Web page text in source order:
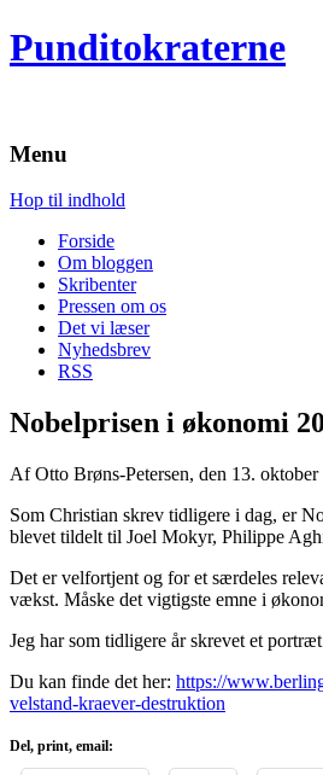
Punditokraterne
Menu
Hop til indhold
Forside
Om bloggen
Skribenter
Pressen om os
Det vi læser
Nyhedsbrev
RSS
Nobelprisen i økonomi
Af Otto Brøns-Petersen, den 13. oktober
Som Christian skrev tidligere i dag, er
blevet tildelt til Joel Mokyr, Philippe
Det er velfortjent og for et særdeles
vækst. Måske det vigtigste emne i
Jeg har som tidligere år skrevet et
Du kan finde det her: https://
velstand-kraever-destruktion
Del, print, email: